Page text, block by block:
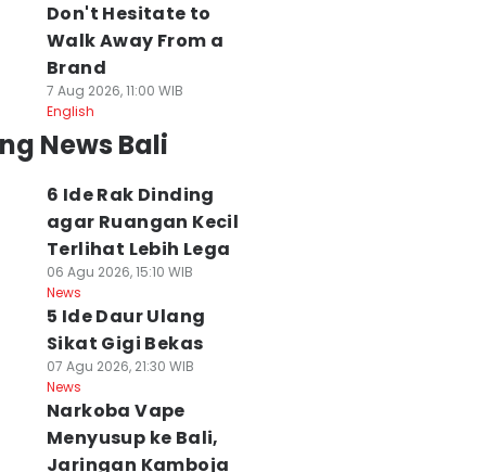
Don't Hesitate to
Walk Away From a
Brand
7 Aug 2026, 11:00 WIB
English
News Bali
6 Ide Rak Dinding
agar Ruangan Kecil
Terlihat Lebih Lega
06 Agu 2026, 15:10 WIB
News
5 Ide Daur Ulang
Sikat Gigi Bekas
07 Agu 2026, 21:30 WIB
News
Narkoba Vape
Menyusup ke Bali,
Jaringan Kamboja